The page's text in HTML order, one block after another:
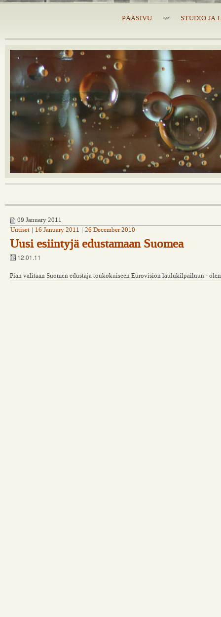
PÄÄSIVU STUDIO JA
09 January 2011
Uutiset
16 January 2011 26 December 2010
Uusi esiintyjä edustamaan Suomea
12.01.11
Pian valitaan Suomen edustaja toukokuiseen Eurovision laulukilpailuun -